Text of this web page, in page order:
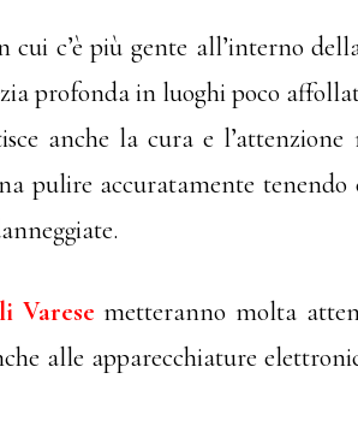
c’è più gente all’interno
profonda in luoghi poco
anche la cura e
pulire accuratamente
Varese metteranno molta
alle apparecchiature